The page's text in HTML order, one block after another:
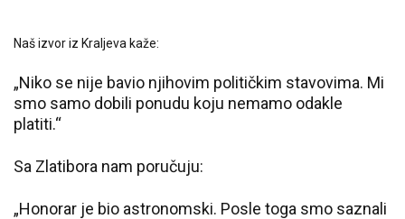
Naš izvor iz Kraljeva kaže:
„Niko se nije bavio njihovim političkim stavovima. Mi
smo samo dobili ponudu koju nemamo odakle
platiti.“
Sa Zlatibora nam poručuju:
„Honorar je bio astronomski. Posle toga smo saznali